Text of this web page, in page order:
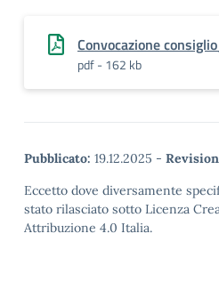
Convocazione
pdf - 162 kb
Pubblicato: 19.12.2025 -
Eccetto dove diversamente
stato rilasciato sotto Licenza
Attribuzione 4.0 Italia.